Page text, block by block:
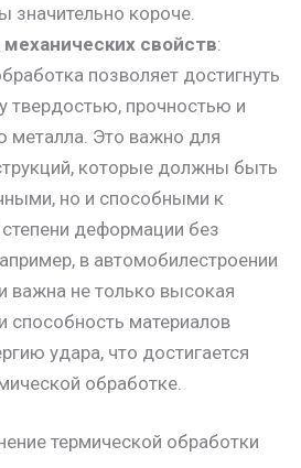
короче.
свойств:
позволяет достигнуть
твердостью, прочностью и
металла. Это важно для
которые должны быть
но и способными к
деформации без
в автомобилестроении
важна не только высокая
способность материалов
удара, что достигается
обработке.
термической обработки